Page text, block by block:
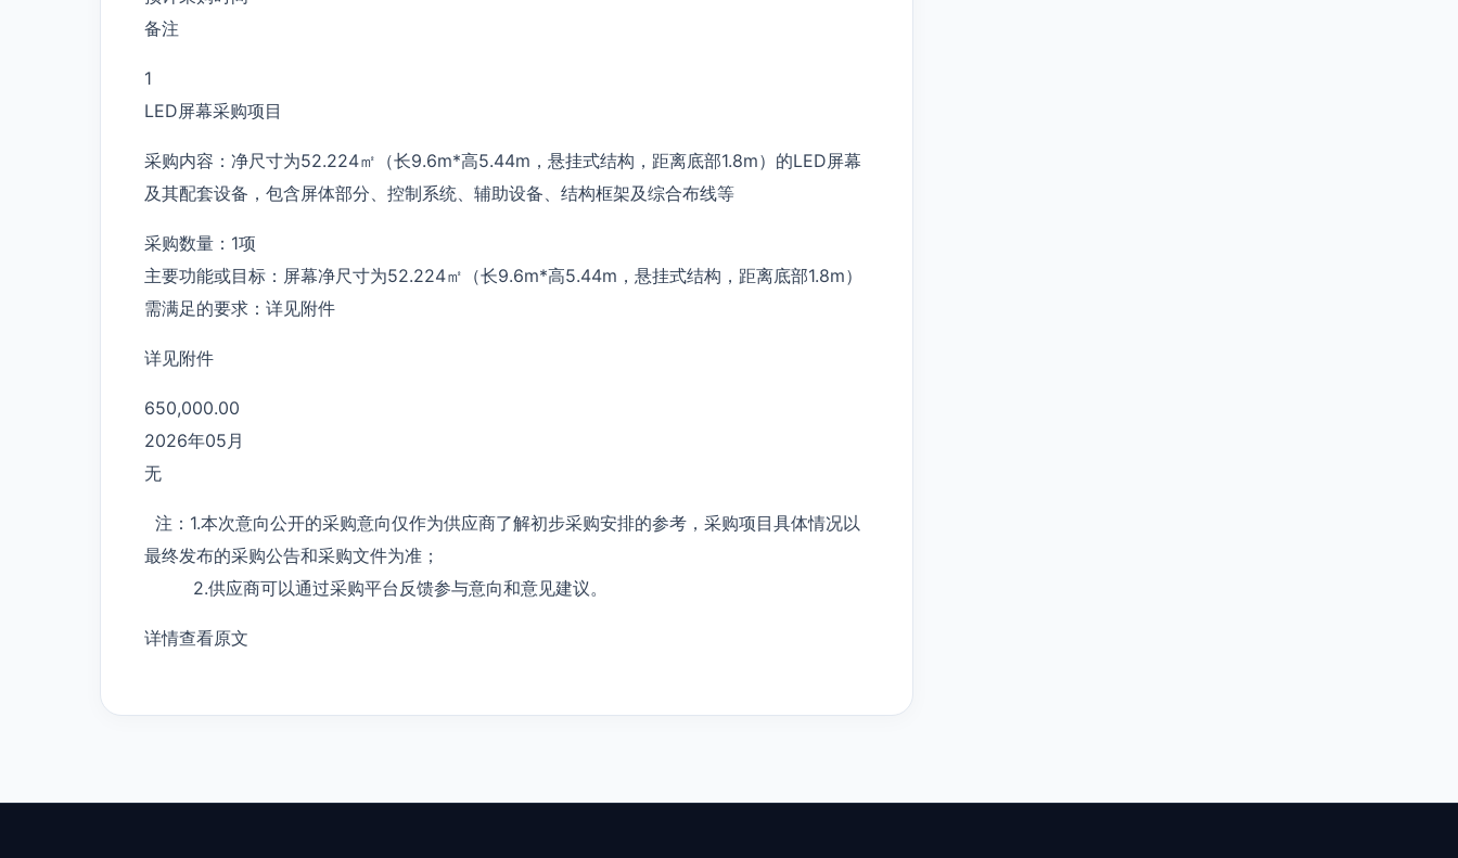
备注
1
LED屏幕采购项目
采购内容：净尺寸为52.224㎡（长9.6m*高5.44m，悬挂式结构，距离底部1.8m）的LED屏幕
及其配套设备，包含屏体部分、控制系统、辅助设备、结构框架及综合布线等
采购数量：1项
主要功能或目标：屏幕净尺寸为52.224㎡（长9.6m*高5.44m，悬挂式结构，距离底部1.8m）
需满足的要求：详见附件
详见附件
650,000.00
2026年05月
无
注：1.本次意向公开的采购意向仅作为供应商了解初步采购安排的参考，采购项目具体情况以
最终发布的采购公告和采购文件为准；
2.供应商可以通过采购平台反馈参与意向和意见建议。
详情查看原文